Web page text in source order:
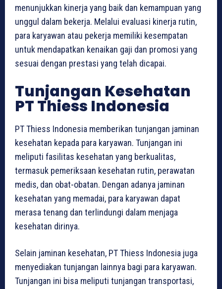
menunjukkan kinerja yang baik dan kemampuan yang
unggul dalam bekerja. Melalui evaluasi kinerja rutin,
para karyawan atau pekerja memiliki kesempatan
untuk mendapatkan kenaikan gaji dan promosi yang
sesuai dengan prestasi yang telah dicapai.
Tunjangan Kesehatan
PT Thiess Indonesia
PT Thiess Indonesia memberikan tunjangan jaminan
kesehatan kepada para karyawan. Tunjangan ini
meliputi fasilitas kesehatan yang berkualitas,
termasuk pemeriksaan kesehatan rutin, perawatan
medis, dan obat-obatan. Dengan adanya jaminan
kesehatan yang memadai, para karyawan dapat
merasa tenang dan terlindungi dalam menjaga
kesehatan dirinya.
Selain jaminan kesehatan, PT Thiess Indonesia juga
menyediakan tunjangan lainnya bagi para karyawan.
Tunjangan ini bisa meliputi tunjangan transportasi,